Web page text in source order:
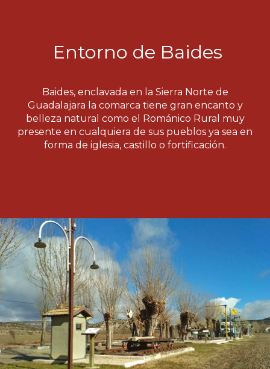
Entorno de Baides
Baides, enclavada en la Sierra Norte de
Guadalajara la comarca tiene gran encanto y
belleza natural como el Románico Rural muy
presente en cualquiera de sus pueblos ya sea en
forma de iglesia, castillo o fortificación.